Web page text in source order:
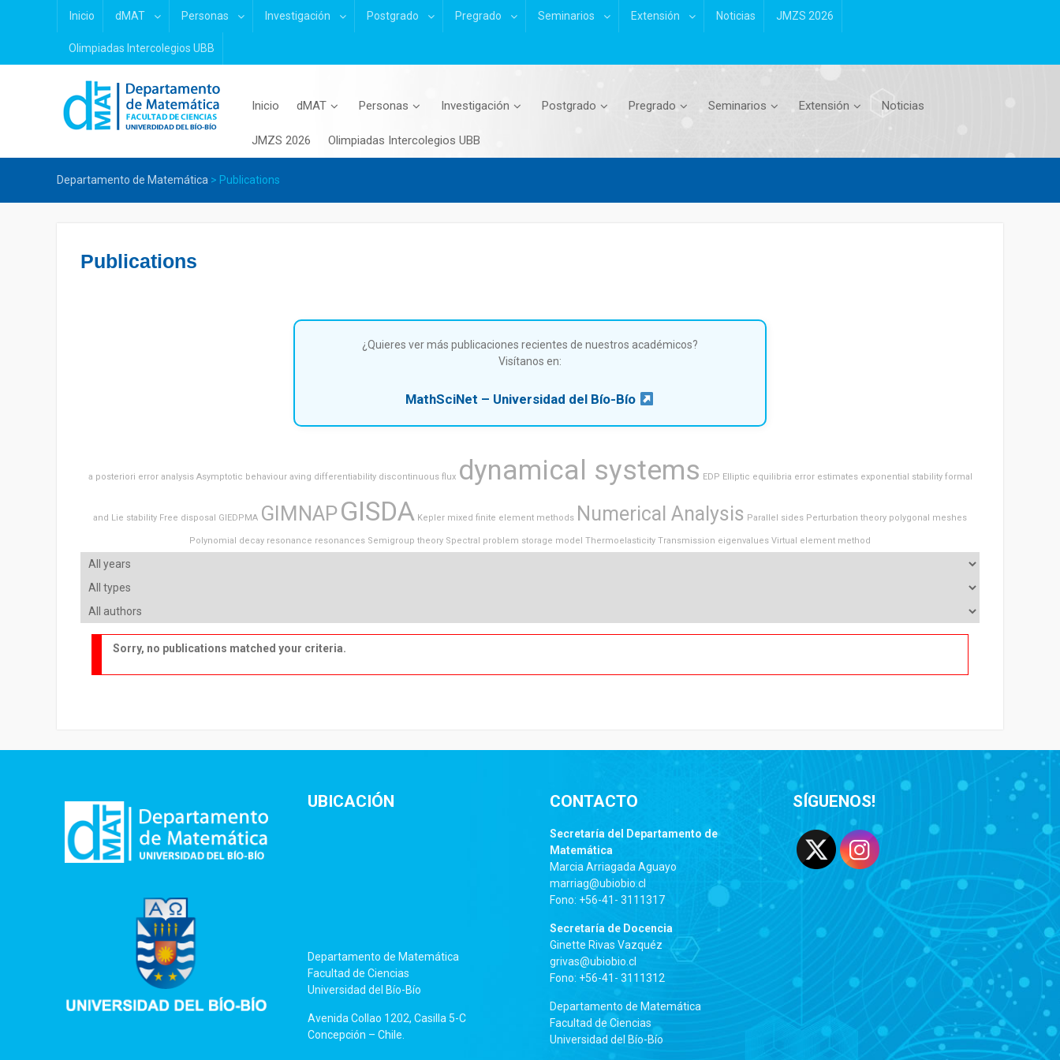
Inicio dMAT Personas Investigación Postgrado Pregrado Seminarios Extensión Noticias JMZS 2026
Olimpiadas Intercolegios UBB
Inicio dMAT Personas Investigación Postgrado Pregrado Seminarios Extensión Noticias
JMZS 2026 Olimpiadas Intercolegios UBB
Departamento de Matemática > Publications
Publications
¿Quieres ver más publicaciones recientes de nuestros académicos?
Visítanos en:
MathSciNet – Universidad del Bío-Bío
a posteriori error analysis Asymptotic behaviour aving differentiability discontinuous flux dynamical systems EDP Elliptic equilibria error estimates exponential stability formal
and Lie stability Free disposal GIEDPMA GIMNAPGISDA Kepler mixed finite element methods Numerical Analysis Parallel sides Perturbation theory polygonal meshes
Polynomial decay resonance resonances Semigroup theory Spectral problem storage model Thermoelasticity Transmission eigenvalues Virtual element method
Sorry, no publications matched your criteria.
UBICACIÓN
Departamento de Matemática
Facultad de Ciencias
Universidad del Bío-Bío
Avenida Collao 1202, Casilla 5-C
Concepción – Chile.
CONTACTO
Secretaría del Departamento de
Matemática
Marcia Arriagada Aguayo
marriag@ubiobio.cl
Fono: +56-41- 3111317
Secretaría de Docencia
Ginette Rivas Vazquéz
grivas@ubiobio.cl
Fono: +56-41- 3111312
Departamento de Matemática
Facultad de Ciencias
Universidad del Bío-Bío
SÍGUENOS!